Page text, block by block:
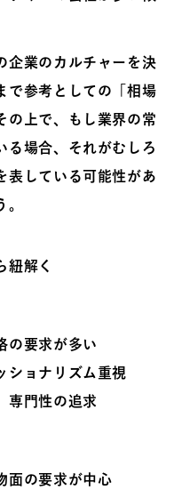
企業のカルチャーを決
で参考としての「相場
の上で、もし業界の常
る場合、それがむしろ
表している可能性があ
。
紐解く
の要求が多い
ショナリズム重視
専門性の追求
面の要求が中心